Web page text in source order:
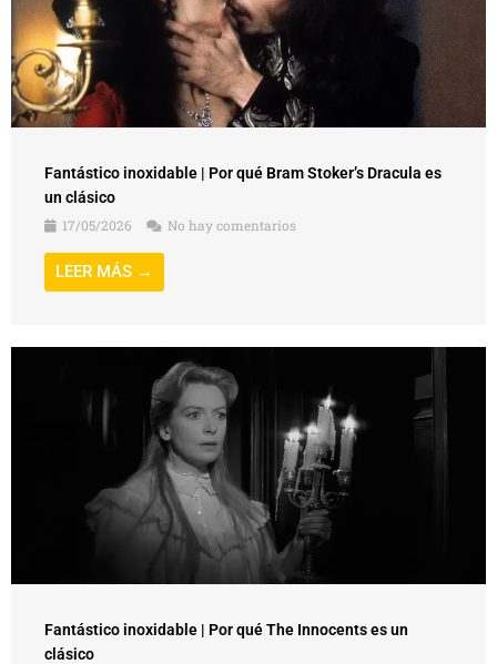
Fantástico inoxidable | Por qué Bram Stoker’s Dracula es
un clásico
17/05/2026
No hay comentarios
LEER MÁS →
Fantástico inoxidable | Por qué The Innocents es un
clásico